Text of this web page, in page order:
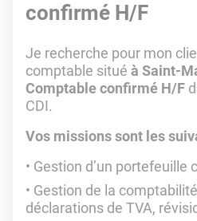
confirmé H/F
Je recherche pour mon
comptable situé à Saint-
Comptable confirmé H/F
CDI.
Vos missions sont les
Gestion d’un portefeuille
Gestion de la
déclarations de TVA,